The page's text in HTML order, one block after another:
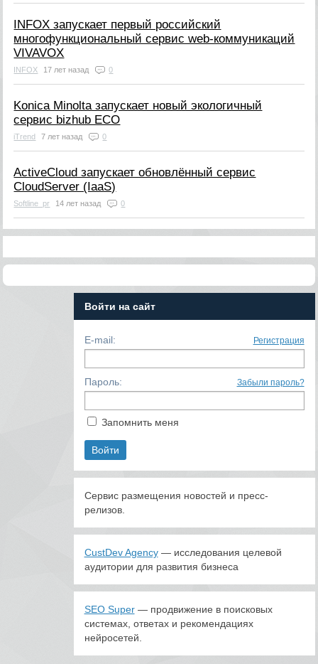
INFOX запускает первый российский
многофункциональный сервис web-коммуникаций
VIVAVOX
INFOX 17 лет назад 0
Konica Minolta запускает новый экологичный
сервис bizhub ECO
iTrend 7 лет назад 0
ActiveCloud запускает обновлённый сервис
CloudServer (IaaS)
Softline_pr 14 лет назад 0
Войти на сайт
E-mail: Регистрация
Пароль: Забыли пароль?
Запомнить меня
Сервис размещения новостей и пресс-
релизов.
CustDev Agency— исследования целевой
аудитории для развития бизнеса
SEO Super— продвижение в поисковых
системах, ответах и рекомендациях
нейросетей.